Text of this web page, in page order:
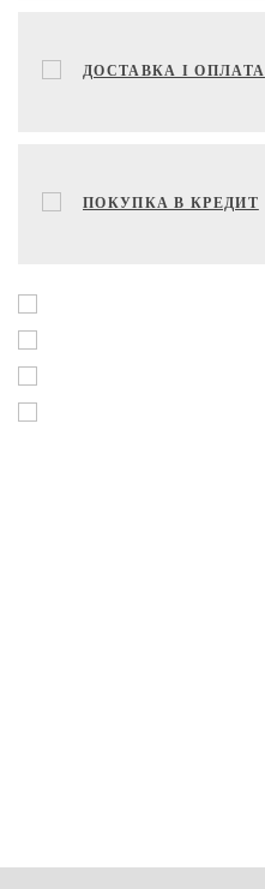
ДОСТАВКА І ОПЛАТА
ПОКУПКА В КРЕДИТ